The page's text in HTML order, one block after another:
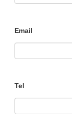
Email
Tel